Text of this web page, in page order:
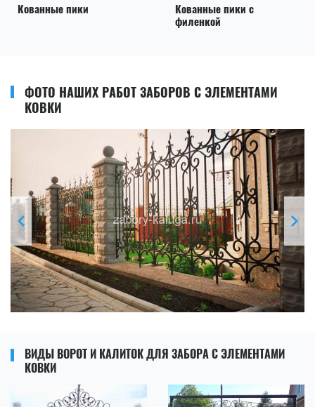
Кованные пики
Кованные пики с
филенкой
ФОТО НАШИХ РАБОТ ЗАБОРОВ С ЭЛЕМЕНТАМИ
КОВКИ
ВИДЫ ВОРОТ И КАЛИТОК ДЛЯ ЗАБОРА С ЭЛЕМЕНТАМИ
КОВКИ